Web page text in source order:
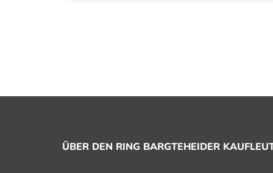
ÜBER DEN RING BARGTEHEIDER